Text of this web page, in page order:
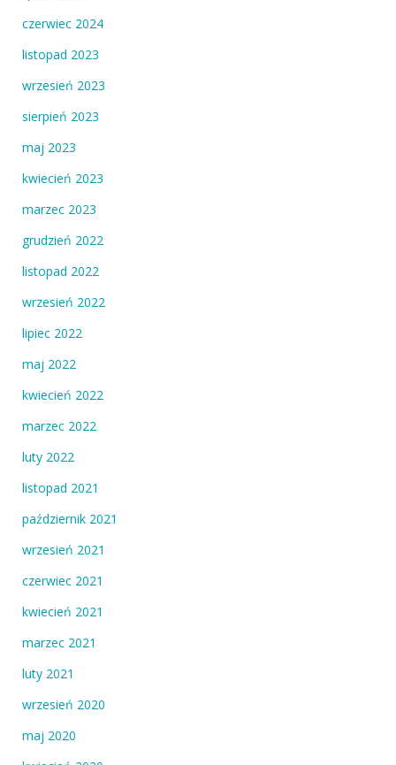
czerwiec 2024
listopad 2023
wrzesień 2023
sierpień 2023
maj 2023
kwiecień 2023
marzec 2023
grudzień 2022
listopad 2022
wrzesień 2022
lipiec 2022
maj 2022
kwiecień 2022
marzec 2022
luty 2022
listopad 2021
październik 2021
wrzesień 2021
czerwiec 2021
kwiecień 2021
marzec 2021
luty 2021
wrzesień 2020
maj 2020